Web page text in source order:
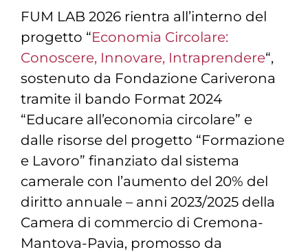
FUM LAB 2026 rientra all’interno del
progetto “Economia Circolare:
Conoscere, Innovare, Intraprendere“,
sostenuto da Fondazione Cariverona
tramite il bando Format 2024
“Educare all’economia circolare” e
dalle risorse del progetto “Formazione
e Lavoro” finanziato dal sistema
camerale con l’aumento del 20% del
diritto annuale – anni 2023/2025 della
Camera di commercio di Cremona-
Mantova-Pavia, promosso da